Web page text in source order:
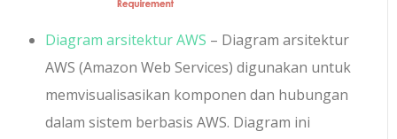
Diagram arsitektur AWS – Diagram arsitektur
AWS (Amazon Web Services) digunakan untuk
memvisualisasikan komponen dan hubungan
dalam sistem berbasis AWS. Diagram ini